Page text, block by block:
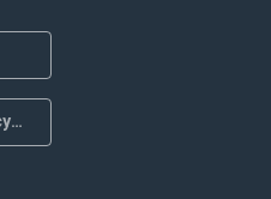
Voorwaarden en privacybeleid